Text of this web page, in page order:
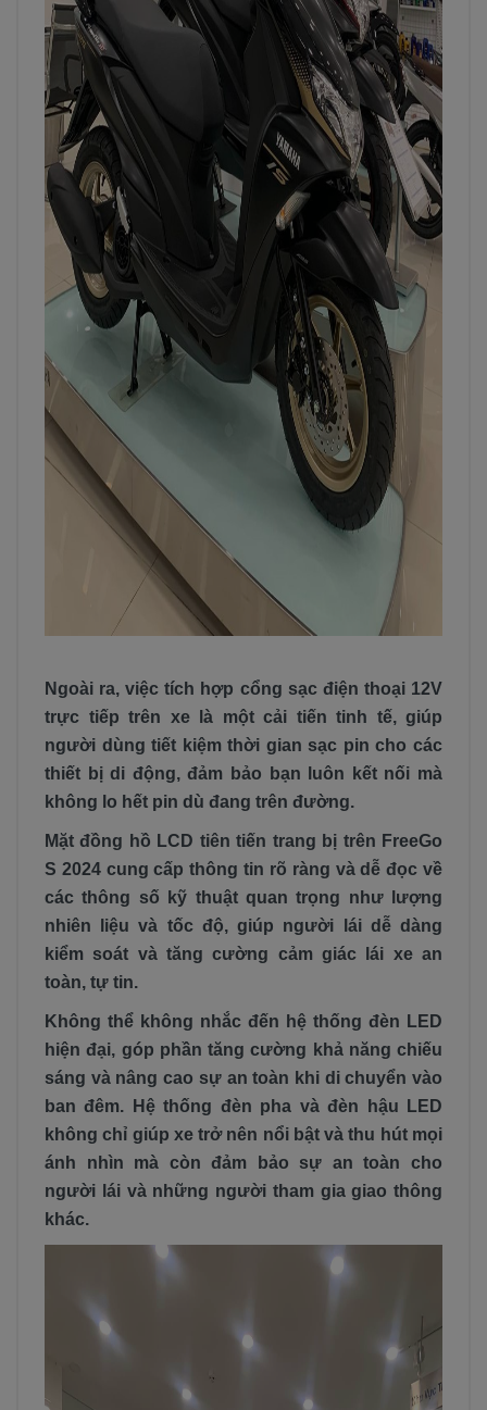
Ngoài ra, việc tích hợp cổng sạc điện thoại 12V
trực tiếp trên xe là một cải tiến tinh tế, giúp
người dùng tiết kiệm thời gian sạc pin cho các
thiết bị di động, đảm bảo bạn luôn kết nối mà
không lo hết pin dù đang trên đường.
Mặt đồng hồ LCD tiên tiến trang bị trên FreeGo
S 2024 cung cấp thông tin rõ ràng và dễ đọc về
các thông số kỹ thuật quan trọng như lượng
nhiên liệu và tốc độ, giúp người lái dễ dàng
kiểm soát và tăng cường cảm giác lái xe an
toàn, tự tin.
Không thể không nhắc đến hệ thống đèn LED
hiện đại, góp phần tăng cường khả năng chiếu
sáng và nâng cao sự an toàn khi di chuyển vào
ban đêm. Hệ thống đèn pha và đèn hậu LED
không chỉ giúp xe trở nên nổi bật và thu hút mọi
ánh nhìn mà còn đảm bảo sự an toàn cho
người lái và những người tham gia giao thông
khác.